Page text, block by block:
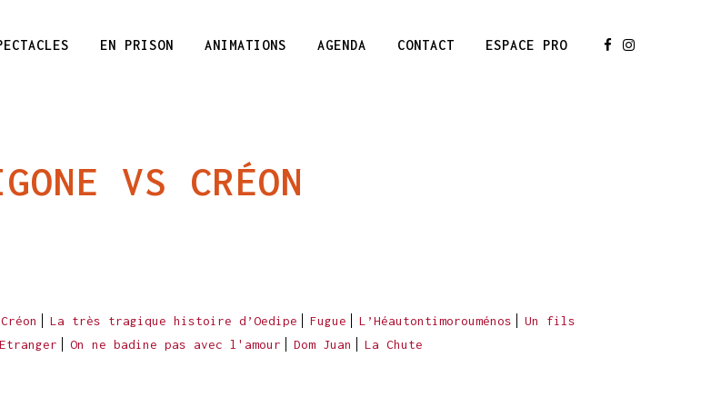
EN PRISON ANIMATIONS AGENDA CONTACT ESPACE PRO
VS CRÉON
La très tragique histoire d’Oedipe Fugue L’Héautontimorouménos
Un fils
On ne badine pas avec l'amour Dom Juan La Chute